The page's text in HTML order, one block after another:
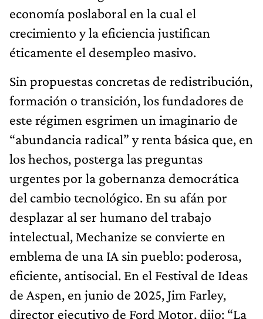
economía poslaboral en la cual el
crecimiento y la eficiencia justifican
éticamente el desempleo masivo.
Sin propuestas concretas de redistribución,
formación o transición, los fundadores de
este régimen esgrimen un ima­ginario de
“abundancia radical” y renta básica que, en
los hechos, posterga las preguntas
urgentes por la gobernanza democrática
del cambio tecnológico. En su afán por
desplazar al ser humano del trabajo
intelectual, Mechanize se convierte en
emblema de una IA sin pueblo: poderosa,
eficiente, antiso­cial. En el Festival de Ideas
de Aspen, en junio de 2025, Jim Farley,
director ejecutivo de Ford Motor, dijo: “La